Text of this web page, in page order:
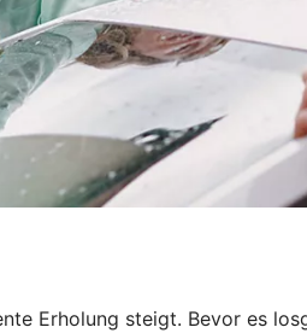
Erholung steigt. Bevor es